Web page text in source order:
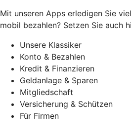
Mit unseren Apps erledigen Sie
mobil bezahlen? Setzen Sie auch
Unsere Klassiker
Konto & Bezahlen
Kredit & Finanzieren
Geldanlage & Sparen
Mitgliedschaft
Versicherung & Schützen
Für Firmen